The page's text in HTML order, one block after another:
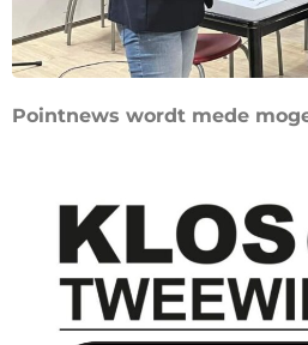
Pointnews wordt mede